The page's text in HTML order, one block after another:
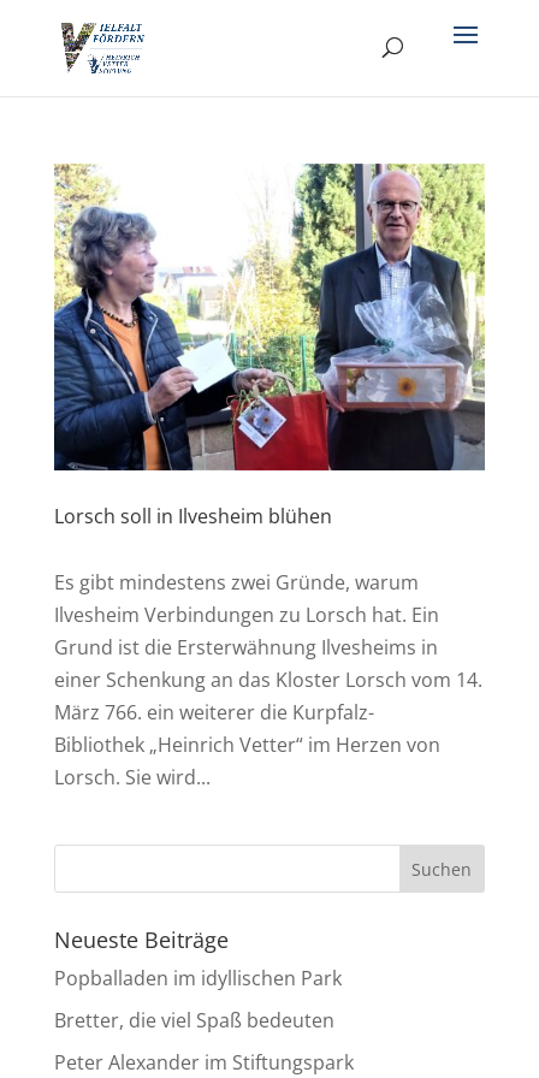
Lorsch soll in Ilvesheim blühen
Es gibt mindestens zwei Gründe, warum
Ilvesheim Verbindungen zu Lorsch hat. Ein
Grund ist die Ersterwähnung Ilvesheims in
einer Schenkung an das Kloster Lorsch vom 14.
März 766. ein weiterer die Kurpfalz-
Bibliothek „Heinrich Vetter“ im Herzen von
Lorsch. Sie wird...
Neueste Beiträge
Popballaden im idyllischen Park
Bretter, die viel Spaß bedeuten
Peter Alexander im Stiftungspark